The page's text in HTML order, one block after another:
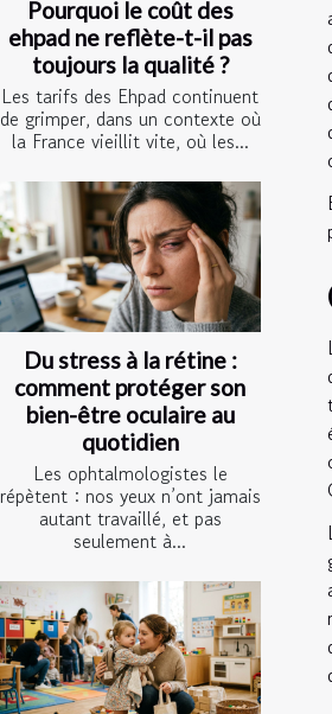
Pourquoi le coût des
ehpad ne reflète-t-il pas
toujours la qualité ?
Les tarifs des Ehpad continuent
de grimper, dans un contexte où
la France vieillit vite, où les...
Du stress à la rétine :
comment protéger son
bien-être oculaire au
quotidien
Les ophtalmologistes le
répètent : nos yeux n’ont jamais
autant travaillé, et pas
seulement à...